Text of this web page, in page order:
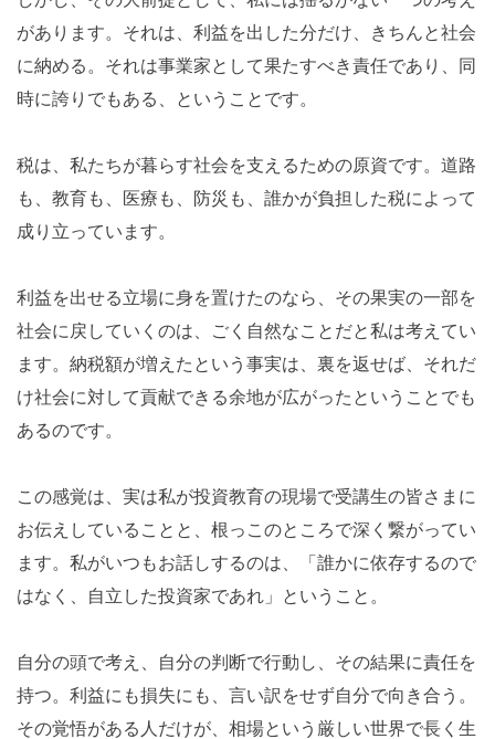
があります。それは、利益を出した分だけ、きちんと社会
に納める。それは事業家として果たすべき責任であり、同
時に誇りでもある、ということです。
税は、私たちが暮らす社会を支えるための原資です。道路
も、教育も、医療も、防災も、誰かが負担した税によって
成り立っています。
利益を出せる立場に身を置けたのなら、その果実の一部を
社会に戻していくのは、ごく自然なことだと私は考えてい
ます。納税額が増えたという事実は、裏を返せば、それだ
け社会に対して貢献できる余地が広がったということでも
あるのです。
この感覚は、実は私が投資教育の現場で受講生の皆さまに
お伝えしていることと、根っこのところで深く繋がってい
ます。私がいつもお話しするのは、「誰かに依存するので
はなく、自立した投資家であれ」ということ。
自分の頭で考え、自分の判断で行動し、その結果に責任を
持つ。利益にも損失にも、言い訳をせず自分で向き合う。
その覚悟がある人だけが、相場という厳しい世界で長く生